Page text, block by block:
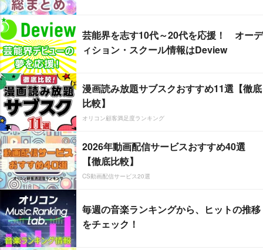
芸能界を志す10代～20代を応援！ オーデ
ィション・スクール情報はDeview
漫画読み放題サブスクおすすめ11選【徹底
比較】
オリコン顧客満足度ランキング
2026年動画配信サービスおすすめ40選
【徹底比較】
CS動画配信サービス20選
毎週の音楽ランキングから、ヒットの推移
をチェック！